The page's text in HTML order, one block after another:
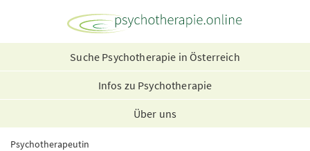
Suche Psychotherapie in Österreich
Infos zu Psychotherapie
Über uns
Psychotherapeutin